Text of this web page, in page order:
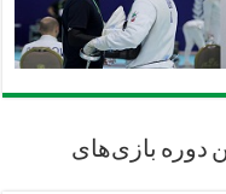
دوره بازی‌های